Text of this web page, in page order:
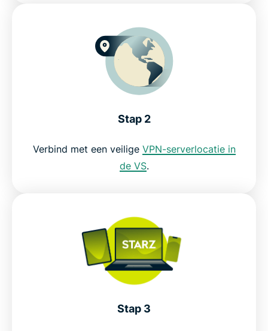
Stap 2
Verbind met een veilige VPN-serverlocatie in
de VS.
Stap 3